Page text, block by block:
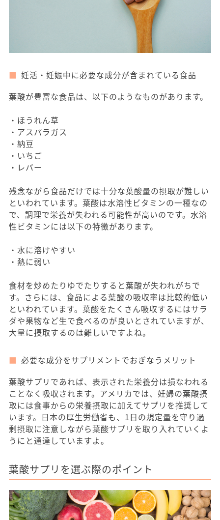
妊活・妊娠中に必要な成分が含まれている食品
葉酸が豊富な食品は、以下のようなものがあります。
・ほうれん草
・アスパラガス
・納豆
・いちご
・レバー
残念ながら食品だけでは十分な葉酸量の摂取が難しい
といわれています。葉酸は水溶性ビタミンの一種なの
で、調理で栄養が失われる可能性が高いのです。水溶
性ビタミンには以下の特徴があります。
・水に溶けやすい
・熱に弱い
食材を炒めたりゆでたりすると葉酸が失われがちで
す。さらには、食品による葉酸の吸収率は比較的低い
といわれています。葉酸をたくさん吸収するにはサラ
ダや果物など生で食べるのが良いとされていますが、
大量に摂取するのは難しいですよね。
必要な成分をサプリメントでおぎなうメリット
葉酸サプリであれば、表示された栄養分は損なわれる
ことなく吸収されます。アメリカでは、妊婦の葉酸摂
取には食事からの栄養摂取に加えてサプリを推奨して
います。日本の厚生労働省も、1日の規定量を守り過
剰摂取に注意しながら葉酸サプリを取り入れていくよ
うにと通達していますよ。
葉酸サプリを選ぶ際のポイント